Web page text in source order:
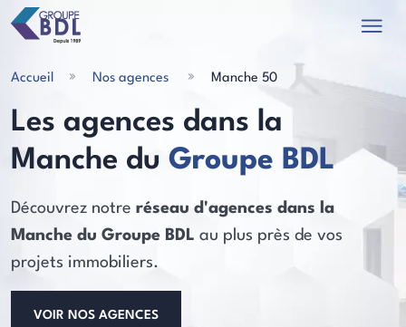
Accueil Nos agences Manche 50
Les agences dans la
Manche du Groupe BDL
Découvrez notre réseau d'agences dans la
Manche du Groupe BDL au plus près de vos
projets immobiliers.
VOIR NOS AGENCES